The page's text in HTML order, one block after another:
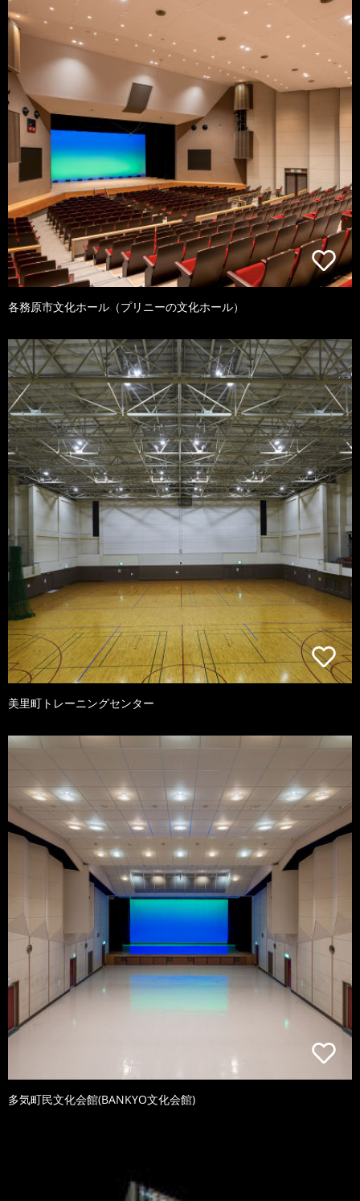
各務原市文化ホール（プリニーの文化ホール）
美里町トレーニングセンター
多気町民文化会館(BANKYO文化会館)